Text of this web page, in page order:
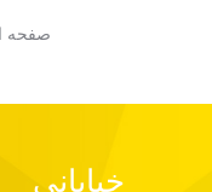
صفحه
خیابانی